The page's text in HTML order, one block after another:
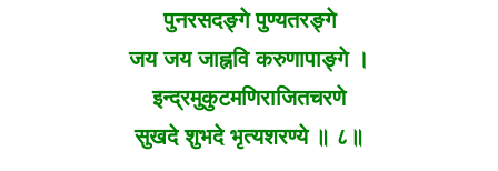
पुनरसदङ्गे पुण्यतरङ्गे
जय जय जाह्नवि करुणापाङ्गे ।
इन्द्रमुकुटमणिराजितचरणे
सुखदे शुभदे भृत्यशरण्ये ॥ ८॥